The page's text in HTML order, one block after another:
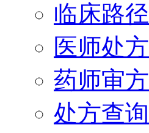
临床路径
医师处方
药师审方
处方查询